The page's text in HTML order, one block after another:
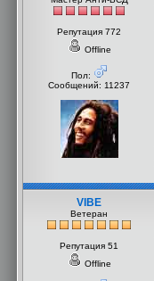
Репутация 772
Offline
Пол:
Сообщений: 11237
VIBE
Ветеран
Репутация 51
Offline